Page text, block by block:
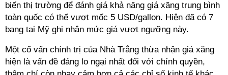
biến thị trường để đánh giá khả năng giá xăng trung bình
toàn quốc có thể vượt mốc 5 USD/gallon. Hiện đã có 7
bang tại Mỹ ghi nhận mức giá vượt ngưỡng này.
Một cố vấn chính trị của Nhà Trắng thừa nhận giá xăng
hiện là vấn đề đáng lo ngại nhất đối với chính quyền,